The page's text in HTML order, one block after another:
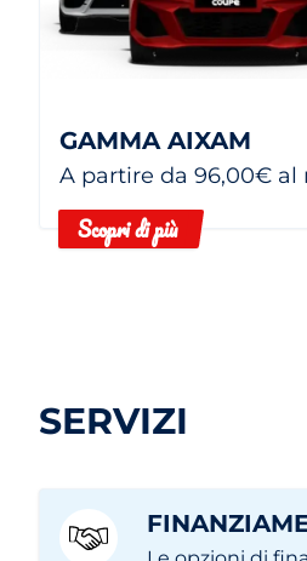
GAMMA AIXAM
A partire da 96,00€ al
Scopri di più
SERVIZI